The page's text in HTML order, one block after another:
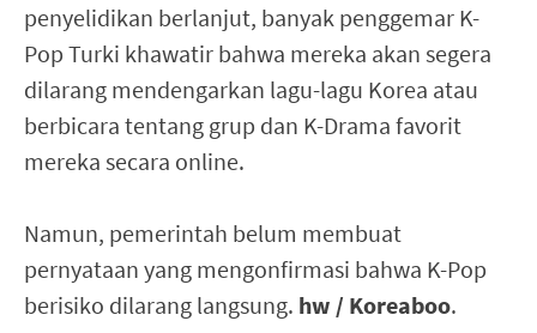
penyelidikan berlanjut, banyak penggemar K-
Pop Turki khawatir bahwa mereka akan segera
dilarang mendengarkan lagu-lagu Korea atau
berbicara tentang grup dan K-Drama favorit
mereka secara online.
Namun, pemerintah belum membuat
pernyataan yang mengonfirmasi bahwa K-Pop
berisiko dilarang langsung. hw / Koreaboo.